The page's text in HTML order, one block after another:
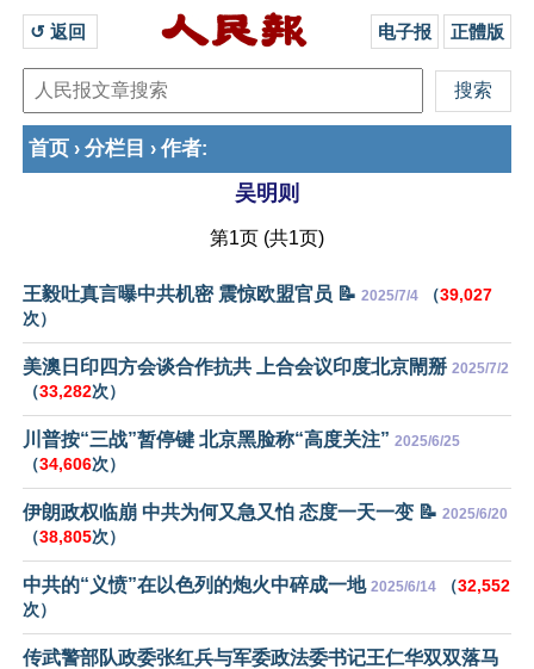
↺ 返回 电子报 正體版
首页 › 分栏目 › 作者:
吴明则
第1页 (共1页)
王毅吐真言曝中共机密 震惊欧盟官员 📝 2025/7/4 （39,027
次）
美澳日印四方会谈合作抗共 上合会议印度北京閙掰 2025/7/2
（33,282次）
川普按“三战”暂停键 北京黑脸称“高度关注” 2025/6/25
（34,606次）
伊朗政权临崩 中共为何又急又怕 态度一天一变 📝 2025/6/20
（38,805次）
中共的“义愤”在以色列的炮火中碎成一地 2025/6/14 （32,552
次）
传武警部队政委张红兵与军委政法委书记王仁华双双落马